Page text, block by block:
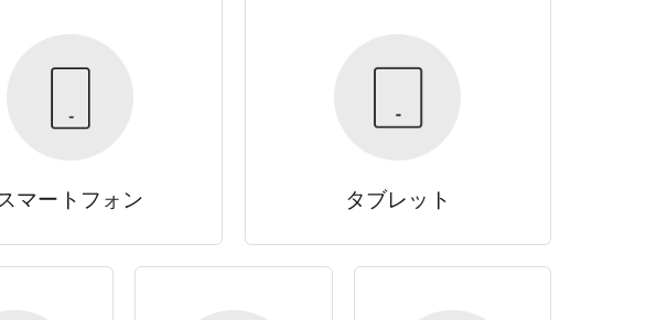
マートフォン タブレット